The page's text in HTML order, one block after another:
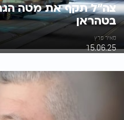
צה"ל תקף את מטה
בטהראן
מאיר פרץ
15.06.25